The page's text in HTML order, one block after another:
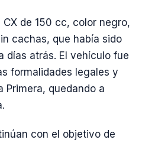
de 150 cc, color negro,
cachas, que había sido
días atrás. El vehículo fue
formalidades legales y
Primera, quedando a
con el objetivo de